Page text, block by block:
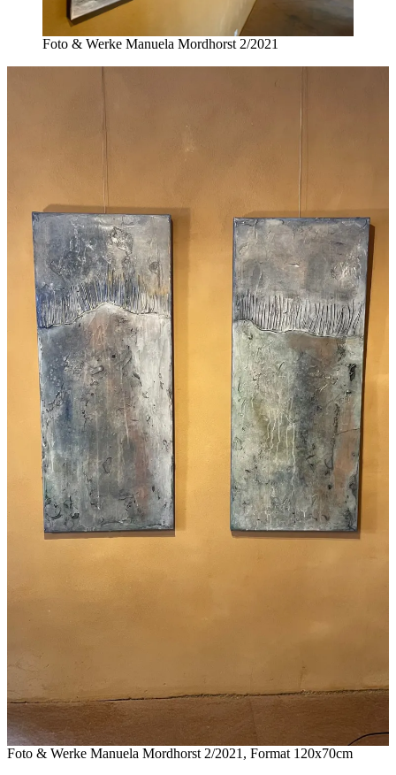
Foto & Werke Manuela Mordhorst 2/2021
Foto & Werke Manuela Mordhorst 2/2021, Format 120x70cm